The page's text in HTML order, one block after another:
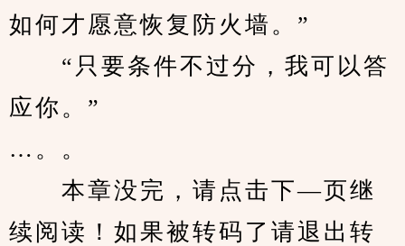
如何才愿意恢复防火墙。”
“只要条件不过分，我可以答
应你。”
…。。
本章没完，请点击下—页继
续阅读！如果被转码了请退出转